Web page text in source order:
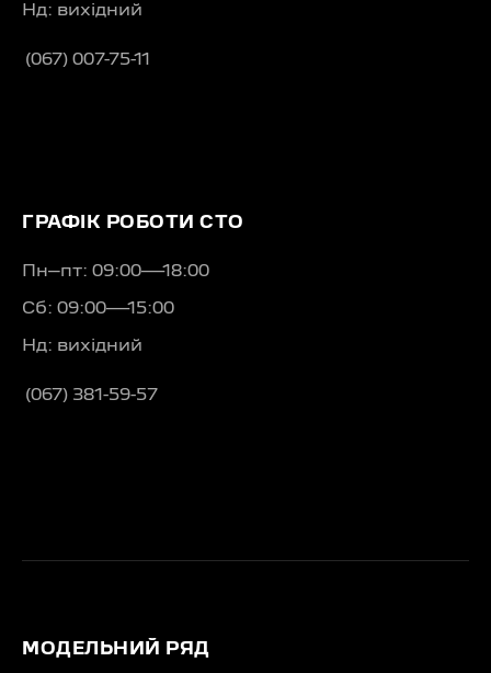
Нд: вихідний
(067) 007-75-11
ГРАФІК РОБОТИ СТО
Пн–пт: 09:00—18:00
Сб: 09:00—15:00
Нд: вихідний
(067) 381-59-57
МОДЕЛЬНИЙ РЯД